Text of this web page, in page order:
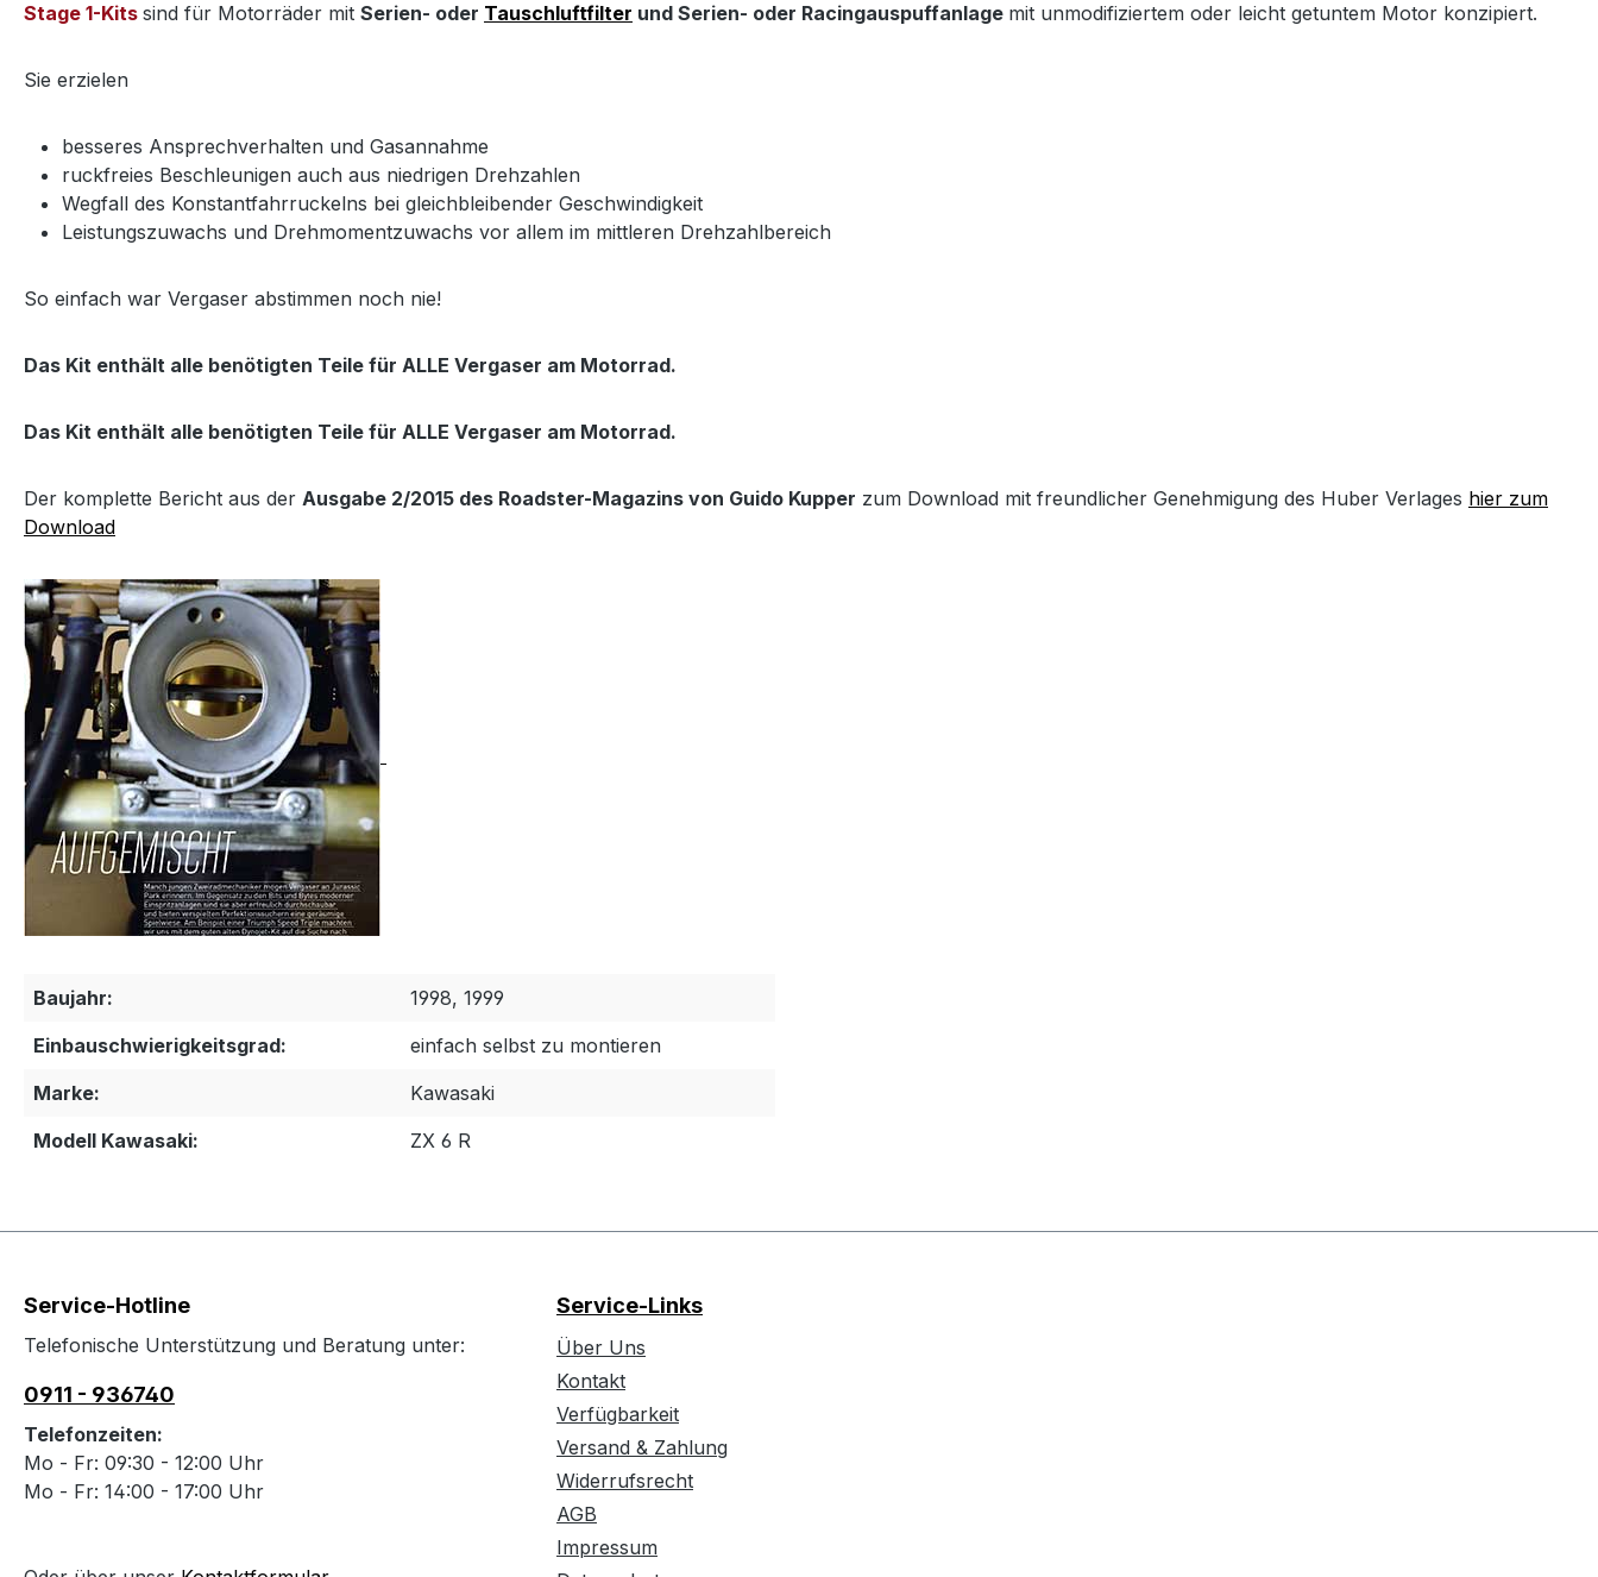
Stage 1-Kits sind für Motorräder mit Serien- oder Tauschluftfilter und Serien- oder Racingauspuffanlage mit unmodifiziertem oder leicht getuntem Motor konzipiert.
Sie erzielen
besseres Ansprechverhalten und Gasannahme
ruckfreies Beschleunigen auch aus niedrigen Drehzahlen
Wegfall des Konstantfahrruckelns bei gleichbleibender Geschwindigkeit
Leistungszuwachs und Drehmomentzuwachs vor allem im mittleren Drehzahlbereich
So einfach war Vergaser abstimmen noch nie!
Das Kit enthält alle benötigten Teile für ALLE Vergaser am Motorrad.
Das Kit enthält alle benötigten Teile für ALLE Vergaser am Motorrad.
Der komplette Bericht aus der Ausgabe 2/2015 des Roadster-Magazins von Guido Kupper zum Download mit freundlicher Genehmigung des Huber Verlages hier zum
Download
Baujahr:
1998, 1999
Einbauschwierigkeitsgrad:
einfach selbst zu montieren
Marke:
Kawasaki
Modell Kawasaki:
ZX 6 R
Service-Hotline
Telefonische Unterstützung und Beratung unter:
0911 - 936740
Telefonzeiten:
Mo - Fr: 09:30 - 12:00 Uhr
Mo - Fr: 14:00 - 17:00 Uhr
Service-Links
Über Uns
Kontakt
Verfügbarkeit
Versand & Zahlung
Widerrufsrecht
AGB
Impressum